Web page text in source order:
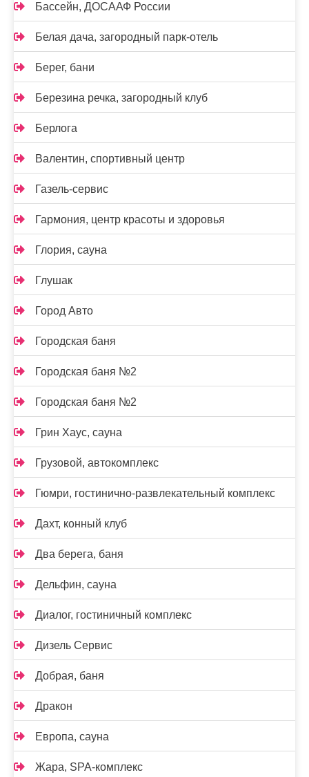
Бассейн, ДОСААФ России
Белая дача, загородный парк-отель
Берег, бани
Березина речка, загородный клуб
Берлога
Валентин, спортивный центр
Газель-сервис
Гармония, центр красоты и здоровья
Глория, сауна
Глушак
Город Авто
Городская баня
Городская баня №2
Городская баня №2
Грин Хаус, сауна
Грузовой, автокомплекс
Гюмри, гостинично-развлекательный комплекс
Дахт, конный клуб
Два берега, баня
Дельфин, сауна
Диалог, гостиничный комплекс
Дизель Сервис
Добрая, баня
Дракон
Европа, сауна
Жара, SPA-комплекс